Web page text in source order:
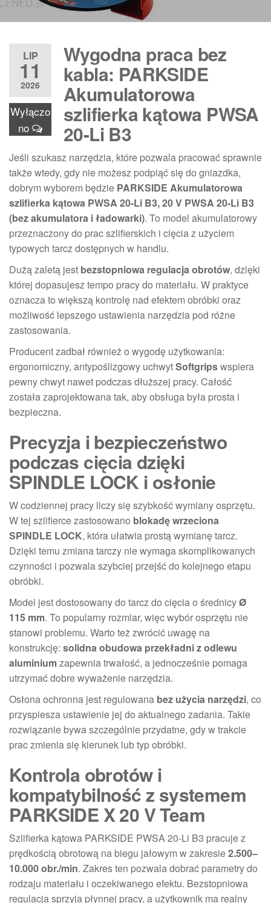
LIP
11
2026
Wyłączo
no
Wygodna praca bez
kabla: PARKSIDE
Akumulatorowa
szlifierka kątowa PWSA
20-Li B3
Jeśli szukasz narzędzia, które pozwala pracować sprawnie
także wtedy, gdy nie możesz podpiąć się do gniazdka,
dobrym wyborem będzie PARKSIDE Akumulatorowa
szlifierka kątowa PWSA 20-Li B3, 20 V PWSA 20-Li B3
(bez akumulatora i ładowarki). To model akumulatorowy
przeznaczony do prac szlifierskich i cięcia z użyciem
typowych tarcz dostępnych w handlu.
Dużą zaletą jest bezstopniowa regulacja obrotów, dzięki
której dopasujesz tempo pracy do materiału. W praktyce
oznacza to większą kontrolę nad efektem obróbki oraz
możliwość lepszego ustawienia narzędzia pod różne
zastosowania.
Producent zadbał również o wygodę użytkowania:
ergonomiczny, antypoślizgowy uchwytSoftgripswspiera
pewny chwyt nawet podczas dłuższej pracy. Całość
została zaprojektowana tak, aby obsługa była prosta i
bezpieczna.
Precyzja i bezpieczeństwo
podczas cięcia dzięki
SPINDLE LOCK i osłonie
W codziennej pracy liczy się szybkość wymiany osprzętu.
W tej szlifierce zastosowano blokadę wrzeciona
SPINDLE LOCK, która ułatwia prostą wymianę tarcz.
Dzięki temu zmiana tarczy nie wymaga skomplikowanych
czynności i pozwala szybciej przejść do kolejnego etapu
obróbki.
Model jest dostosowany do tarcz do cięcia o średnicyØ
115 mm. To popularny rozmiar, więc wybór osprzętu nie
stanowi problemu. Warto też zwrócić uwagę na
konstrukcję: solidna obudowa przekładni z odlewu
aluminiumzapewnia trwałość, a jednocześnie pomaga
utrzymać dobre wyważenie narzędzia.
Osłona ochronna jest regulowana bez użycia narzędzi, co
przyspiesza ustawienie jej do aktualnego zadania. Takie
rozwiązanie bywa szczególnie przydatne, gdy w trakcie
prac zmienia się kierunek lub typ obróbki.
Kontrola obrotów i
kompatybilność z systemem
PARKSIDE X 20 V Team
Szlifierka kątowa PARKSIDE PWSA 20-Li B3 pracuje z
prędkością obrotową na biegu jałowym w zakresie2.500–
10.000 obr./min. Zakres ten pozwala dobrać parametry do
rodzaju materiału i oczekiwanego efektu. Bezstopniowa
regulacja sprzyja płynnej pracy, a użytkownik ma realny